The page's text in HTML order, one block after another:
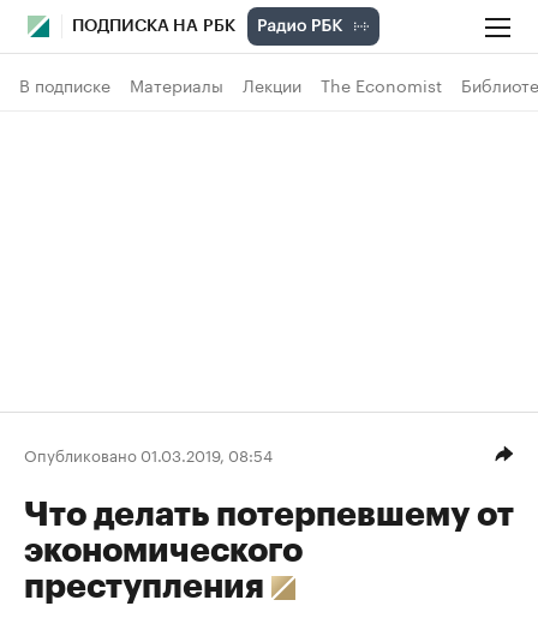
ПОДПИСКА НА РБК
В подписке Материалы Лекции The Economist
Опубликовано 01.03.2019, 08:54
Что делать потерпевшему от
экономического
преступления